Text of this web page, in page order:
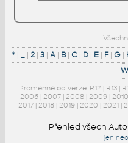
*| _| 2| 3| A| B| C| D| E| F| G|
W
Proměnné od verze: R12 | R13 |
2006 | 2007 | 2008 | 2009 | 2010
2017 | 2018 | 2019 | 2020 | 2021 |
Přehled všech
jen